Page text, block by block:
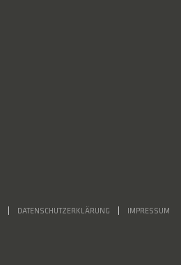
DATENSCHUTZERKLÄRUNG IMPRESSUM